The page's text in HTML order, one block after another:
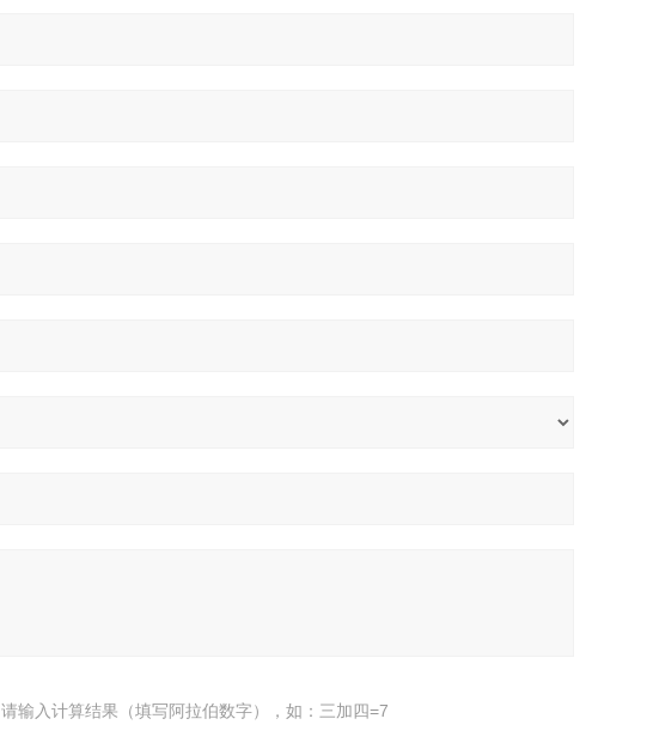
请输入计算结果（填写阿拉伯数字），如：三加四=7